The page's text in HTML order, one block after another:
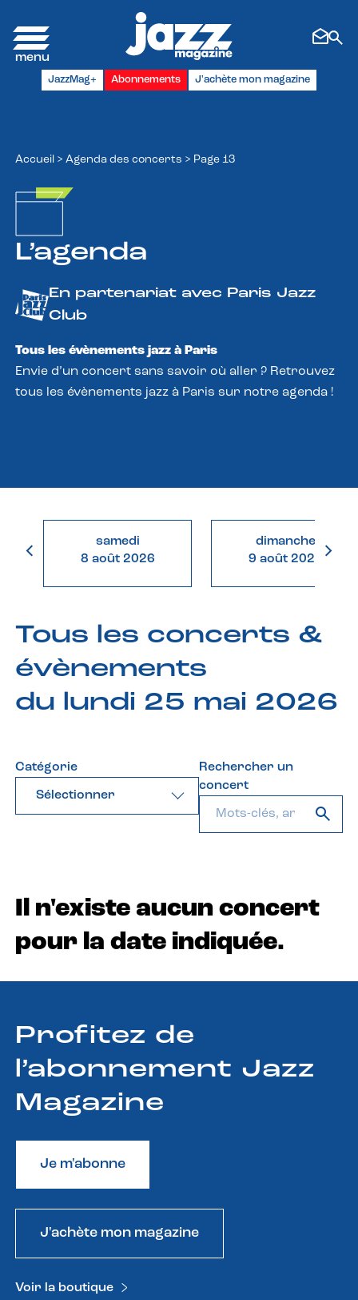
JazzMag+ Abonnements J'achète mon magazine
Accueil > Agenda des concerts > Page 13
L’agenda
En partenariat avec Paris Jazz
Club
Tous les évènements jazz à Paris
Envie d’un concert sans savoir où aller ? Retrouvez
tous les évènements jazz à Paris sur notre agenda !
samedi
8 août 2026
dimanche
9 août 2026
Tous les concerts &
évènements
du lundi 25 mai 2026
Catégorie
Sélectionner
Rechercher un
concert
Il n'existe aucun concert
pour la date indiquée.
Profitez de
l’abonnement Jazz
Magazine
Je m'abonne
J'achète mon magazine
Voir la boutique